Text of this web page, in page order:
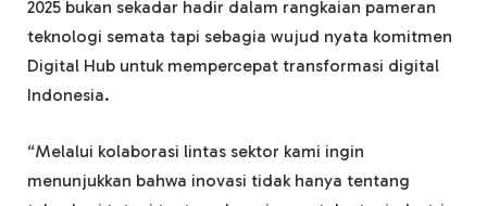
2025 bukan sekadar hadir dalam rangkaian pameran
teknologi semata tapi sebagia wujud nyata komitmen
Digital Hub untuk mempercepat transformasi digital
Indonesia.
“Melalui kolaborasi lintas sektor kami ingin
menunjukkan bahwa inovasi tidak hanya tentang